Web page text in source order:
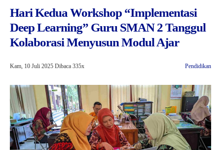
Informasi
Saluran Resmi WA
Hari Kedua Workshop “Implementasi
Deep Learning” Guru SMAN 2 Tanggul
Kolaborasi Menyusun Modul Ajar
Kam, 10 Juli 2025 Dibaca 335x Pendidikan